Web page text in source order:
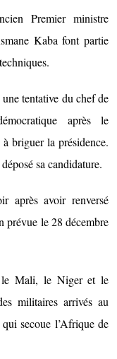
Premier ministre
Kaba font partie
tentative du chef de
après le
briguer la présidence.
sa candidature.
après avoir renversé
prévue le 28 décembre
le Mali, le Niger et le
militaires arrivés au
secoue l’Afrique de